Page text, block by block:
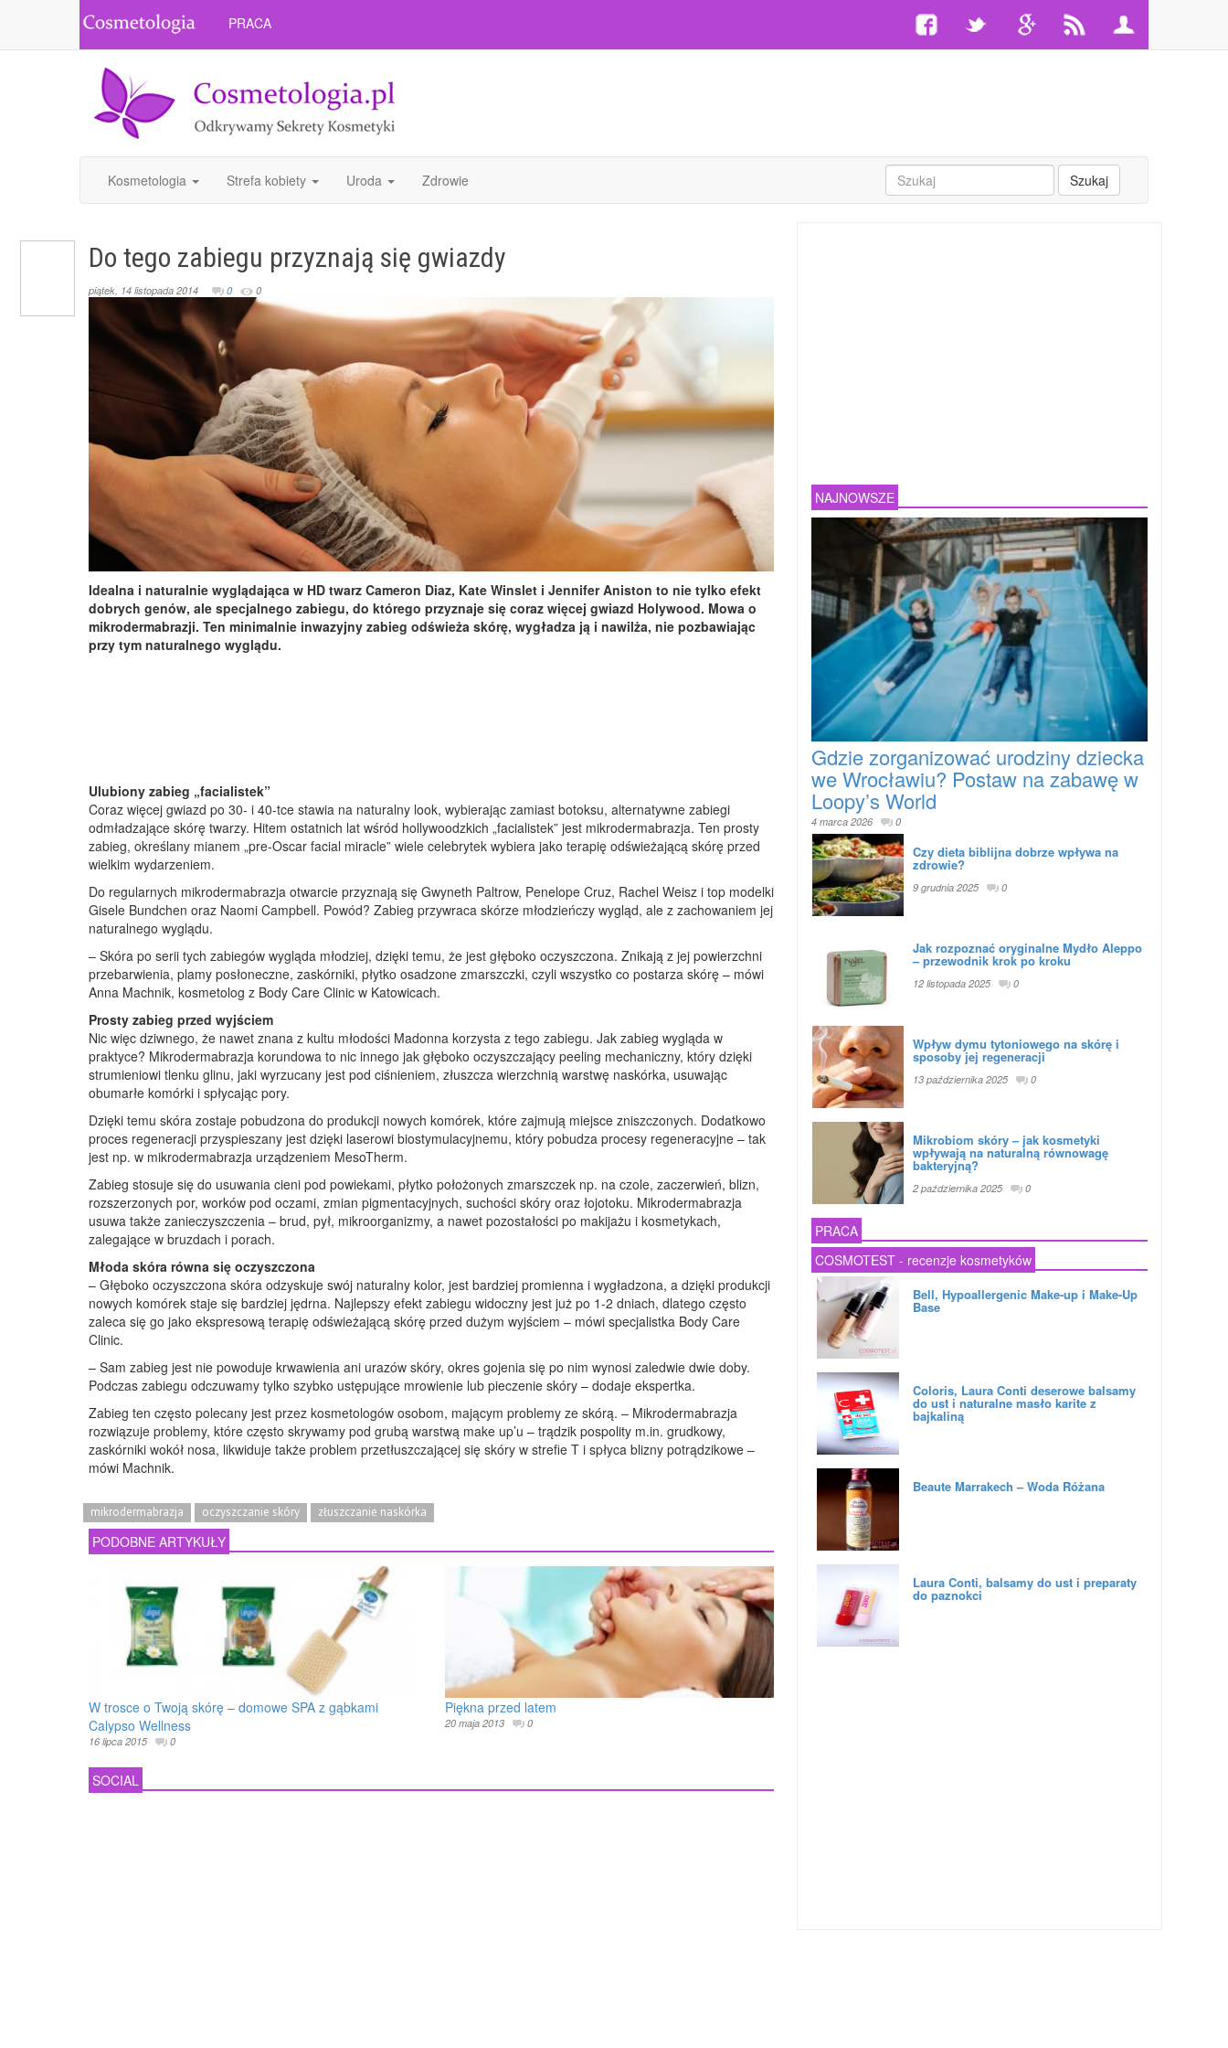
PRACA
Kosmetologia Strefa kobiety Uroda Zdrowie Szukaj
Do tego zabiegu przyznają się gwiazdy
piątek, 14 listopada 2014 0 0
Idealna i naturalnie wyglądająca w HD twarz Cameron Diaz, Kate Winslet i Jennifer Aniston to nie tylko efekt
dobrych genów, ale specjalnego zabiegu, do którego przyznaje się coraz więcej gwiazd Holywood. Mowa o
mikrodermabrazji. Ten minimalnie inwazyjny zabieg odświeża skórę, wygładza ją i nawilża, nie pozbawiając
przy tym naturalnego wyglądu.
Ulubiony zabieg „facialistek”
Coraz więcej gwiazd po 30- i 40-tce stawia na naturalny look, wybierając zamiast botoksu, alternatywne zabiegi
odmładzające skórę twarzy. Hitem ostatnich lat wśród hollywoodzkich „facialistek” jest mikrodermabrazja. Ten prosty
zabieg, określany mianem „pre-Oscar facial miracle” wiele celebrytek wybiera jako terapię odświeżającą skórę przed
wielkim wydarzeniem.
Do regularnych mikrodermabrazja otwarcie przyznają się Gwyneth Paltrow, Penelope Cruz, Rachel Weisz i top modelki
Gisele Bundchen oraz Naomi Campbell. Powód? Zabieg przywraca skórze młodzieńczy wygląd, ale z zachowaniem jej
naturalnego wyglądu.
– Skóra po serii tych zabiegów wygląda młodziej, dzięki temu, że jest głęboko oczyszczona. Znikają z jej powierzchni
przebarwienia, plamy posłoneczne, zaskórniki, płytko osadzone zmarszczki, czyli wszystko co postarza skórę – mówi
Anna Machnik, kosmetolog z Body Care Clinic w Katowicach.
Prosty zabieg przed wyjściem
Nic więc dziwnego, że nawet znana z kultu młodości Madonna korzysta z tego zabiegu. Jak zabieg wygląda w
praktyce? Mikrodermabrazja korundowa to nic innego jak głęboko oczyszczający peeling mechaniczny, który dzięki
strumieniowi tlenku glinu, jaki wyrzucany jest pod ciśnieniem, złuszcza wierzchnią warstwę naskórka, usuwając
obumarłe komórki i spłycając pory.
Dzięki temu skóra zostaje pobudzona do produkcji nowych komórek, które zajmują miejsce zniszczonych. Dodatkowo
proces regeneracji przyspieszany jest dzięki laserowi biostymulacyjnemu, który pobudza procesy regeneracyjne – tak
jest np. w mikrodermabrazja urządzeniem MesoTherm.
Zabieg stosuje się do usuwania cieni pod powiekami, płytko położonych zmarszczek np. na czole, zaczerwień, blizn,
rozszerzonych por, worków pod oczami, zmian pigmentacyjnych, suchości skóry oraz łojotoku. Mikrodermabrazja
usuwa także zanieczyszczenia – brud, pył, mikroorganizmy, a nawet pozostałości po makijażu i kosmetykach,
zalegające w bruzdach i porach.
Młoda skóra równa się oczyszczona
– Głęboko oczyszczona skóra odzyskuje swój naturalny kolor, jest bardziej promienna i wygładzona, a dzięki produkcji
nowych komórek staje się bardziej jędrna. Najlepszy efekt zabiegu widoczny jest już po 1-2 dniach, dlatego często
zaleca się go jako ekspresową terapię odświeżającą skórę przed dużym wyjściem – mówi specjalistka Body Care
Clinic.
– Sam zabieg jest nie powoduje krwawienia ani urazów skóry, okres gojenia się po nim wynosi zaledwie dwie doby.
Podczas zabiegu odczuwamy tylko szybko ustępujące mrowienie lub pieczenie skóry – dodaje ekspertka.
Zabieg ten często polecany jest przez kosmetologów osobom, mającym problemy ze skórą. – Mikrodermabrazja
rozwiązuje problemy, które często skrywamy pod grubą warstwą make up’u – trądzik pospolity m.in. grudkowy,
zaskórniki wokół nosa, likwiduje także problem przetłuszczającej się skóry w strefie T i spłyca blizny potrądzikowe –
mówi Machnik.
mikrodermabrazja oczyszczanie skóry złuszczanie naskórka
PODOBNE ARTYKUŁY
W trosce o Twoją skórę – domowe SPA z gąbkami
Calypso Wellness
16 lipca 2015 0
Piękna przed latem
20 maja 2013 0
SOCIAL
NAJNOWSZE
Gdzie zorganizować urodziny dziecka
we Wrocławiu? Postaw na zabawę w
Loopy’s World
4 marca 2026 0
Czy dieta biblijna dobrze wpływa na
zdrowie?
9 grudnia 2025 0
Jak rozpoznać oryginalne Mydło Aleppo
– przewodnik krok po kroku
12 listopada 2025 0
Wpływ dymu tytoniowego na skórę i
sposoby jej regeneracji
13 października 2025 0
Mikrobiom skóry – jak kosmetyki
wpływają na naturalną równowagę
bakteryjną?
2 października 2025 0
PRACA
COSMOTEST - recenzje kosmetyków
Bell, Hypoallergenic Make-up i Make-Up
Base
Coloris, Laura Conti deserowe balsamy
do ust i naturalne masło karite z
bajkaliną
Beaute Marrakech – Woda Różana
Laura Conti, balsamy do ust i preparaty
do paznokci